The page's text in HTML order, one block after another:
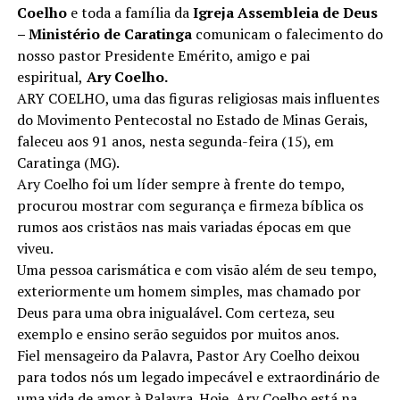
Coelhoe toda a família daIgreja Assembleia de Deus
– Ministério de Caratingacomunicam o falecimento do
nosso pastor Presidente Emérito, amigo e pai
espiritual, Ary Coelho.
ARY COELHO, uma das figuras religiosas mais influentes
do Movimento Pentecostal no Estado de Minas Gerais,
faleceu aos 91 anos, nesta segunda-feira (15), em
Caratinga (MG).
Ary Coelho foi um líder sempre à frente do tempo,
procurou mostrar com segurança e firmeza bíblica os
rumos aos cristãos nas mais variadas épocas em que
viveu.
Uma pessoa carismática e com visão além de seu tempo,
exteriormente um homem simples, mas chamado por
Deus para uma obra inigualável. Com certeza, seu
exemplo e ensino serão seguidos por muitos anos.
Fiel mensageiro da Palavra, Pastor Ary Coelho deixou
para todos nós um legado impecável e extraordinário de